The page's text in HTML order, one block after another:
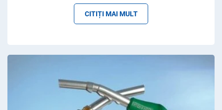
CITIȚI MAI MULT